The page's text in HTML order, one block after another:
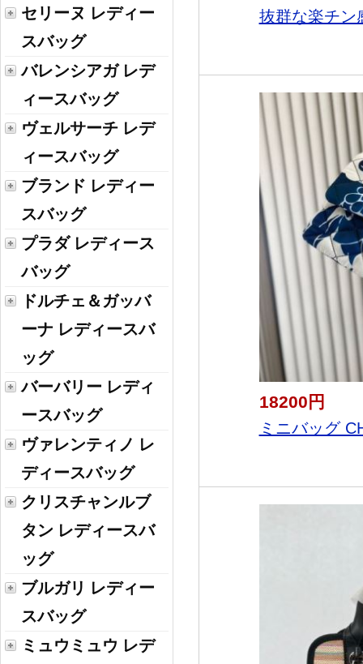
セリーヌ レディー
スバッグ
バレンシアガ レデ
ィースバッグ
ヴェルサーチ レデ
ィースバッグ
ブランド レディー
スバッグ
プラダ レディース
バッグ
ドルチェ＆ガッバ
ーナ レディースバ
ッグ
バーバリー レディ
ースバッグ
ヴァレンティノ レ
ディースバッグ
クリスチャンルブ
タン レディースバ
ッグ
ブルガリ レディー
スバッグ
ミュウミュウ レデ
抜群な楽チン
18200円
ミニバッグ